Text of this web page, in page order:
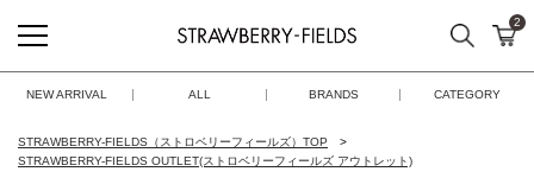
STRAWBERRY-FIELDS
検索 カ
2
NEW ARRIVAL ALL BRANDS CATEGORY
STRAWBERRY-FIELDS（ストロベリーフィールズ）TOP
STRAWBERRY-FIELDS OUTLET(ストロベリーフィールズ アウトレット)